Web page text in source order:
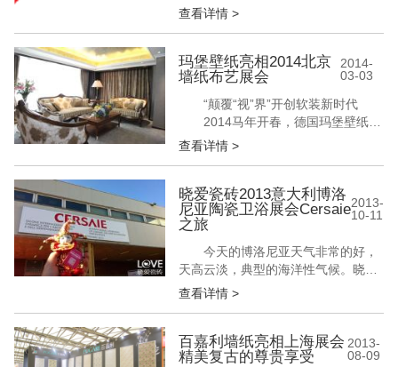
幕。 中国建筑金属结构协会组织
此次慕尼黑之行由中国建筑结构协会
联络部主任孟繁军带队，大猫电商执
行董事梁雪林女士代表公司出行，将
立足本土、放眼全球，从国际国内两
查看详情 >
玛堡壁纸亮相2014北京
墙纸布艺展会
2014-
03-03
“颠覆“视”界”开创软装新时代
2014马年开春，德国玛堡壁纸和
新上市的赫彼娜布艺，以全新姿态走
新国展，突破对家居空间既有的想
象，将时尚、设计艺术与生活结合，
开创软装魅力新时代。 玛堡壁纸亮相
2014北京墙纸布艺展会...
查看详情 >
晓爱瓷砖2013意大利博洛
尼亚陶瓷卫浴展会Cersaie
之旅
2013-
10-11
今天的博洛尼亚天气非常的好，
天高云淡，典型的海洋性气候。晓爱
的心情也格外的不错。晓爱带着小伙
爱神娃娃这次要真真正正的领略陶瓷
卫浴世界顶级品牌的风采了。 晓爱瓷
查看详情 >
百嘉利墙纸亮相上海展会
精美复古的尊贵享受
2013-
08-09